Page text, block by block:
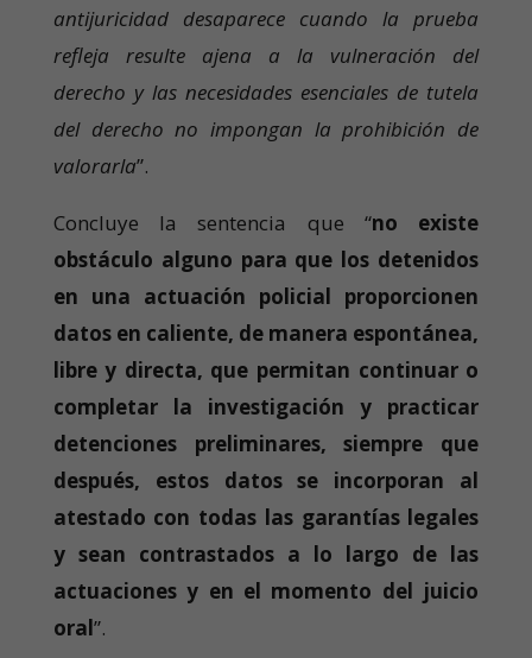
antijuricidad desaparece cuando la prueba
refleja resulte ajena a la vulneración del
derecho y las necesidades esenciales de tutela
del derecho no impongan la prohibición de
valorarla”.
Concluye la sentencia que “no existe
obstáculo alguno para que los detenidos
en una actuación policial proporcionen
datos en caliente, de manera espontánea,
libre y directa, que permitan continuar o
completar la investigación y practicar
detenciones preliminares, siempre que
después, estos datos se incorporan al
atestado con todas las garantías legales
y sean contrastados a lo largo de las
actuaciones y en el momento del juicio
oral”.